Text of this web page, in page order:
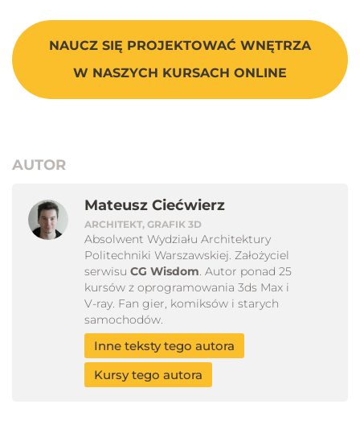
NAUCZ SIĘ PROJEKTOWAĆ WNĘTRZA
W NASZYCH KURSACH ONLINE
AUTOR
Mateusz Ciećwierz
ARCHITEKT, GRAFIK 3D
Absolwent Wydziału Architektury
Politechniki Warszawskiej. Założyciel
serwisu CG Wisdom. Autor ponad 25
kursów z oprogramowania 3ds Max i
V-ray. Fan gier, komiksów i starych
samochodów.
Inne teksty tego autora
Kursy tego autora